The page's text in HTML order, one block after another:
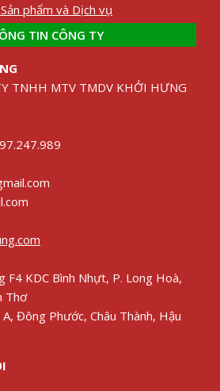
phẩm và Dịch vụ
TIN CÔNG TY
TNHH MTV TMDV KHỞI HƯNG
F4 KDC Bình Nhựt, P. Long Hoà,
Thơ
Đông Phước, Châu Thành, Hậu